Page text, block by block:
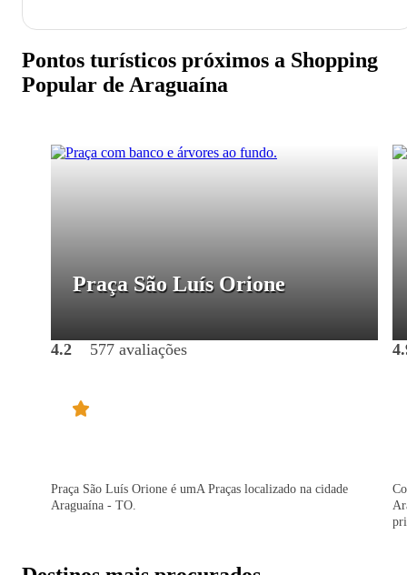
Pontos turísticos próximos a Shopping
Popular de Araguaína
Praça São Luís Orione
4.2 577 avaliações
Praça São Luís Orione é umA Praças localizado na cidade
Araguaína - TO.